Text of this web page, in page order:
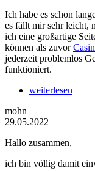
Ich habe es schon
es fällt mir sehr leicht,
ich eine großartige
können als zuvor
jederzeit problemlos
funktioniert.
weiterlesen
mohn
29.05.2022
Hallo zusammen,
ich bin völlig damit